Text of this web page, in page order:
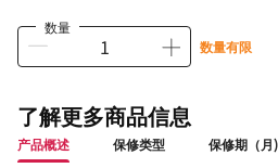
数量
数量有限
了解更多商品信息
产品概述 保修类型 保修期（月)